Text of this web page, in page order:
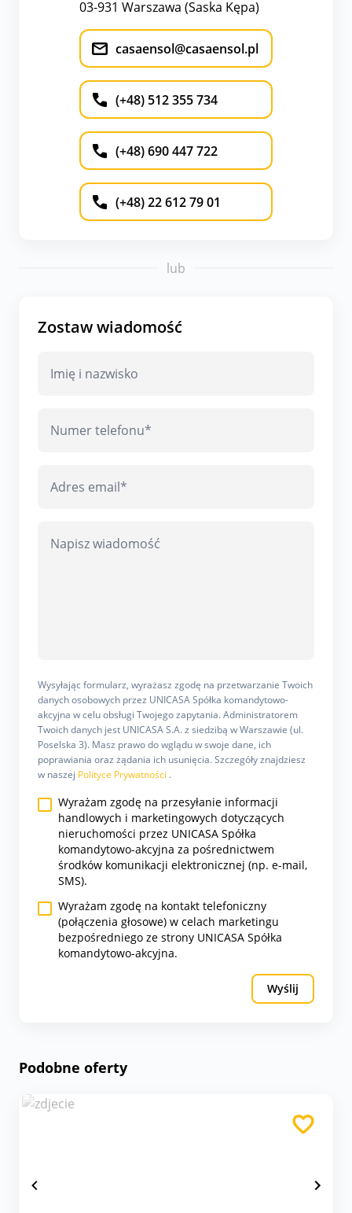
03-931 Warszawa (Saska Kępa)
casaensol@casaensol.pl
(+48) 512 355 734
(+48) 690 447 722
(+48) 22 612 79 01
lub
Zostaw wiadomość
Wysyłając formularz, wyrażasz zgodę na przetwarzanie Twoich
danych osobowych przez UNICASA Spółka komandytowo-
akcyjna w celu obsługi Twojego zapytania. Administratorem
Twoich danych jest UNICASA S.A. z siedzibą w Warszawie (ul.
Poselska 3). Masz prawo do wglądu w swoje dane, ich
poprawiania oraz żądania ich usunięcia. Szczegóły znajdziesz
w naszej Polityce Prywatności .
Wyrażam zgodę na przesyłanie informacji
handlowych i marketingowych dotyczących
nieruchomości przez UNICASA Spółka
komandytowo-akcyjna za pośrednictwem
środków komunikacji elektronicznej (np. e-mail,
SMS).
Wyrażam zgodę na kontakt telefoniczny
(połączenia głosowe) w celach marketingu
bezpośredniego ze strony UNICASA Spółka
komandytowo-akcyjna.
Wyślij
Podobne oferty